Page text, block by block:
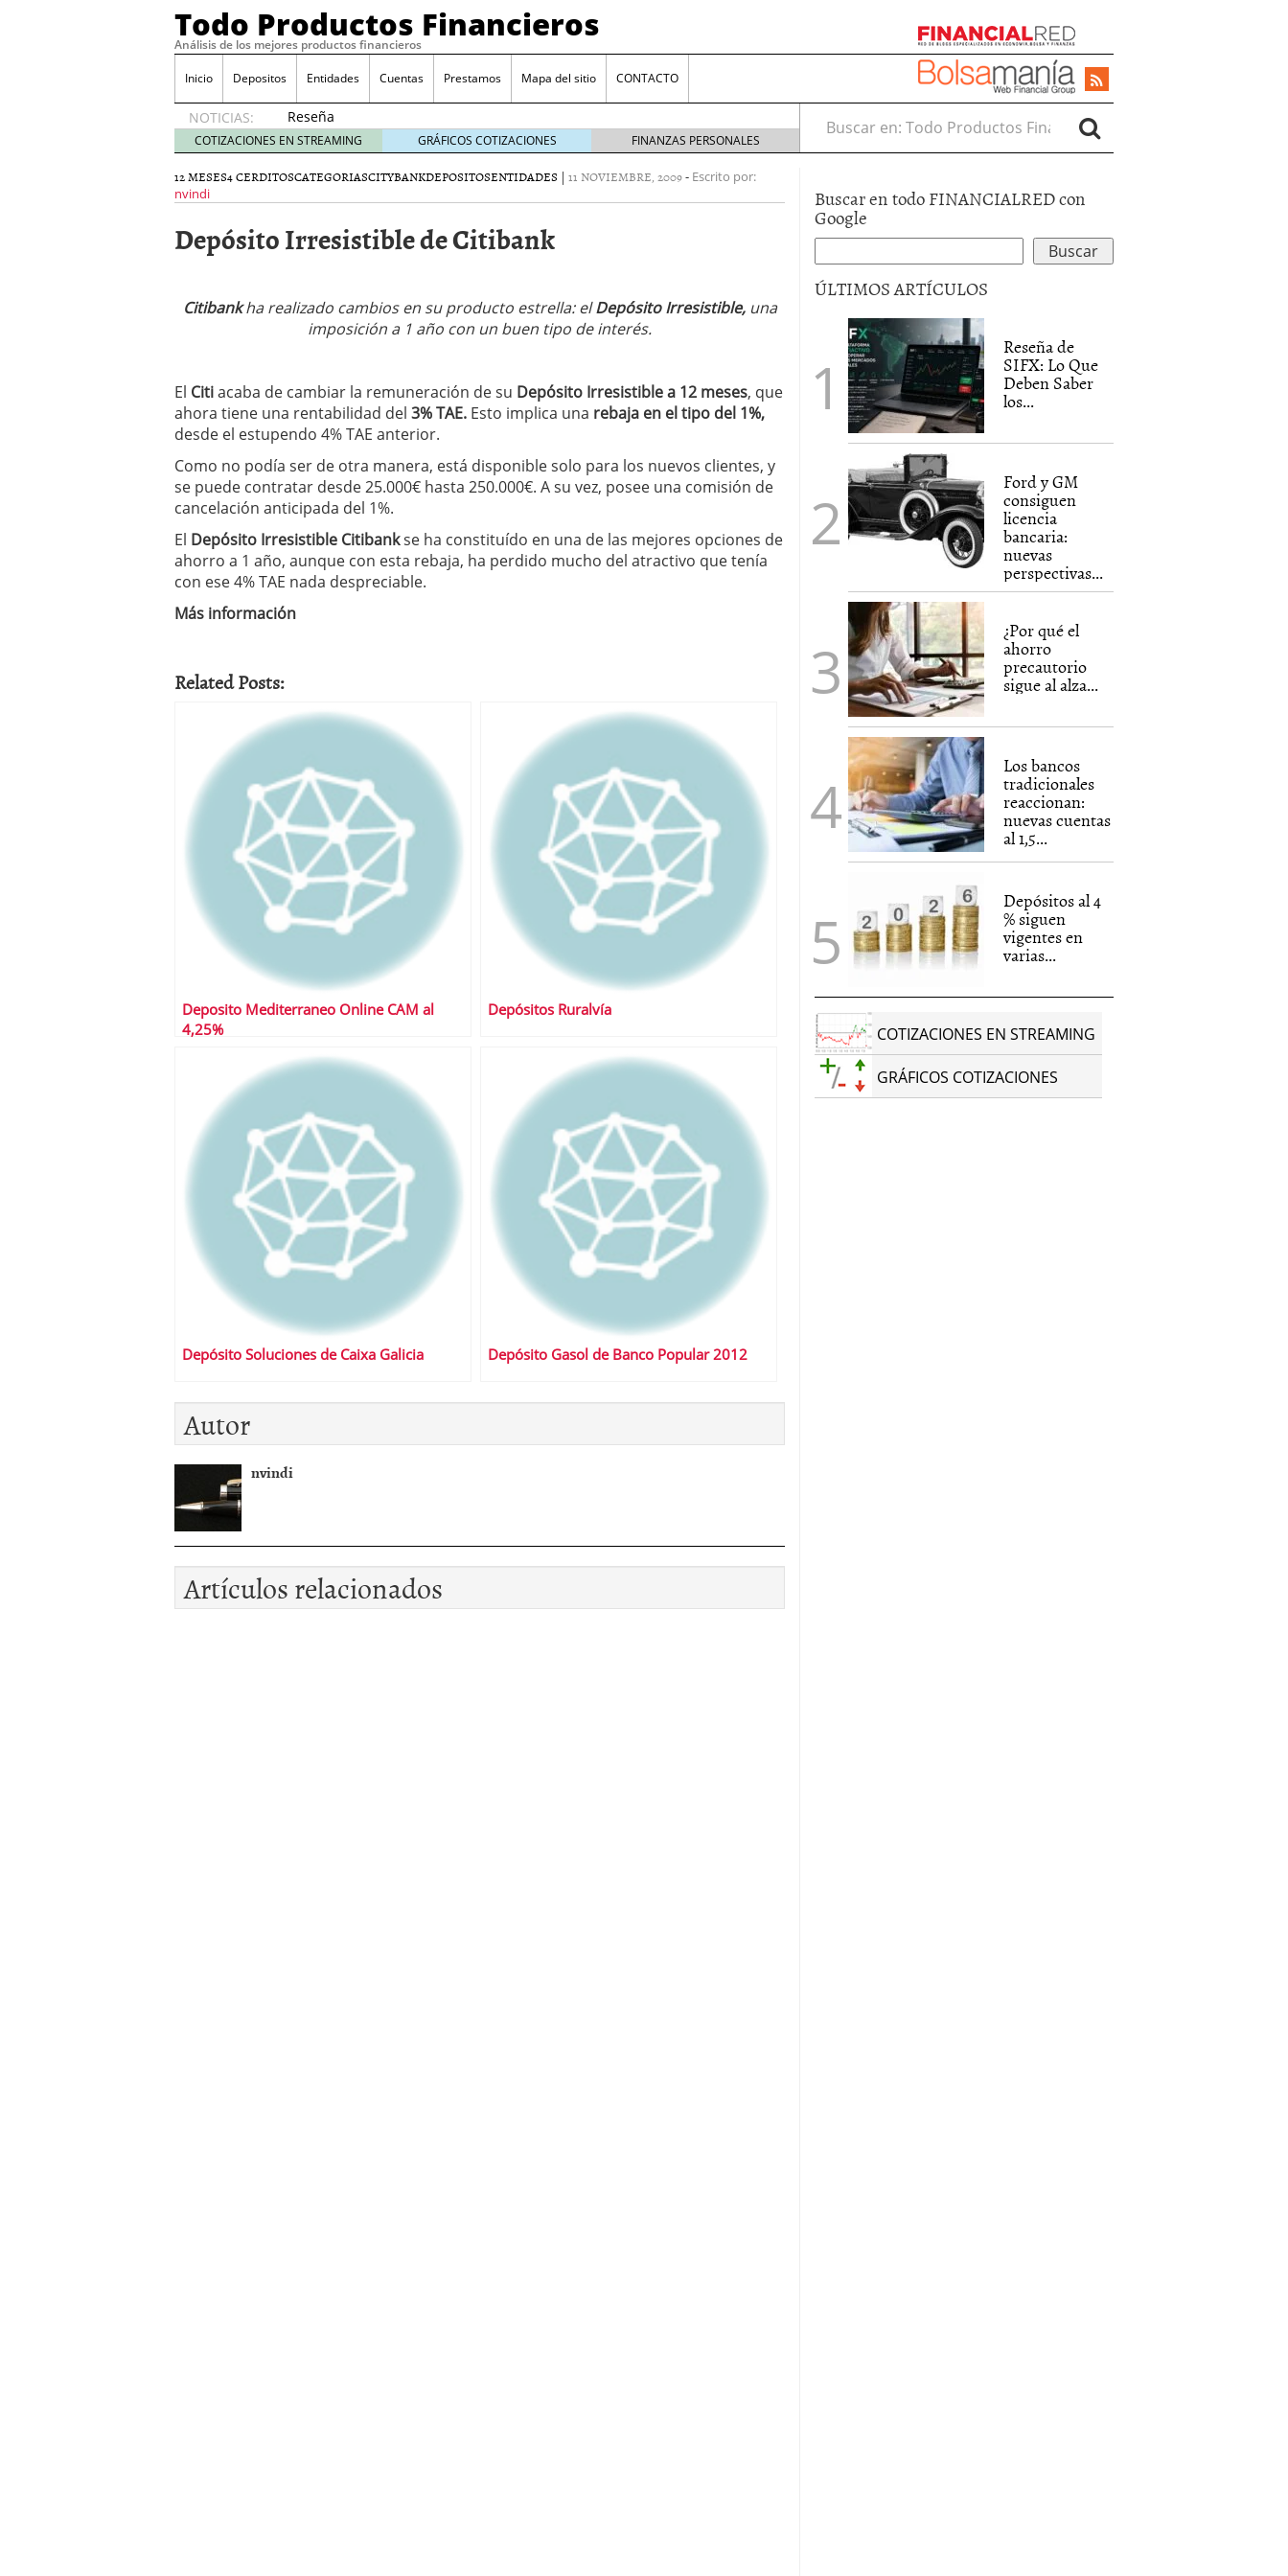
Todo Productos Financieros
Análisis de los mejores productos financieros
Inicio Depositos Entidades Cuentas Prestamos Mapa del sitio CONTACTO
NOTICIAS:
Reseña
de SIFX:
Lo Que
Deben
Traders
Mexicanos
29/06/2026
Ford y GM consiguen licencia bancaria: nuevas perspectivas para productos
Los bancos tradicionales reaccionan: nuevas cuentas al 1,5 % tras la
presión de los neobancos 12/01/2026
Depósitos al 4 % siguen vigentes en varias entidades: ¿qué plazos y
condiciones pedir? 09/01/2026
COTIZACIONES EN STREAMING GRÁFICOS COTIZACIONES FINANZAS PERSONALES
Buscar en:
12 MESES4 CERDITOSCATEGORIASCITYBANKDEPOSITOSENTIDADES | 11 NOVIEMBRE, 2009- Escrito por:
nvindi
Depósito Irresistible de Citibank
Citibankha realizado cambios en su producto estrella: elDepósito Irresistible,una
imposición a 1 año con un buen tipo de interés.
El Citiacaba de cambiar la remuneración de su Depósito Irresistible a 12 meses, que
ahora tiene una rentabilidad del 3% TAE. Esto implica una rebaja en el tipo del 1%,
desde el estupendo 4% TAE anterior.
Como no podía ser de otra manera, está disponible solo para los nuevos clientes, y
se puede contratar desde 25.000€ hasta 250.000€. A su vez, posee una comisión de
cancelación anticipada del 1%.
El Depósito Irresistible Citibankse ha constituído en una de las mejores opciones de
ahorro a 1 año, aunque con esta rebaja, ha perdido mucho del atractivo que tenía
con ese 4% TAE nada despreciable.
Más información
Related Posts:
Deposito Mediterraneo Online CAM al
4,25%
Depósitos Ruralvía
Depósito Soluciones de Caixa Galicia Depósito Gasol de Banco Popular 2012
Autor
nvindi
Artículos relacionados
Buscar en todo FINANCIALRED con
Google
ÚLTIMOS ARTÍCULOS
Reseña de
SIFX: Lo Que
Deben Saber
los...
Ford y GM
consiguen
licencia
bancaria:
nuevas
perspectivas...
¿Por qué el
ahorro
precautorio
sigue al alza...
Los bancos
tradicionales
reaccionan:
nuevas cuentas
al 1,5...
Depósitos al 4
% siguen
vigentes en
varias...
COTIZACIONES EN STREAMING
GRÁFICOS COTIZACIONES